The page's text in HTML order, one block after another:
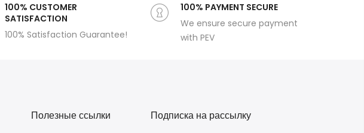
100% CUSTOMER
SATISFACTION
100% Satisfaction Guarantee!
100% PAYMENT SECURE
We ensure secure payment
with PEV
Полезные ссылки Подписка на рассылку